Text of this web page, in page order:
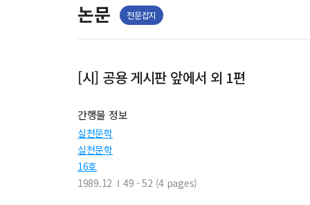
논문 전문잡지
[시] 공용 게시판 앞에서 외 1편
간행물 정보
실천문학
실천문학
16호
1989.12
49 - 52 (4 pages)